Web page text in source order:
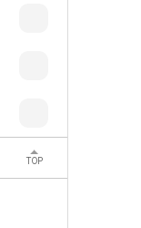
TOP